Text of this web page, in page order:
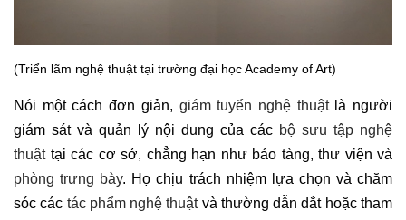
(Triển lãm nghệ thuật tại trường đại học Academy of Art)
Nói một cách đơn giản, giám tuyển nghệ thuậtlà người
giám sát và quản lý nội dung của các bộ sưu tập nghệ
thuậttại các cơ sở, chẳng hạn như bảo tàng, thư viện và
phòng trưng bày. Họ chịu trách nhiệm lựa chọn và chăm
sóc các tác phẩm nghệ thuậtvà thường dẫn dắt hoặc tham